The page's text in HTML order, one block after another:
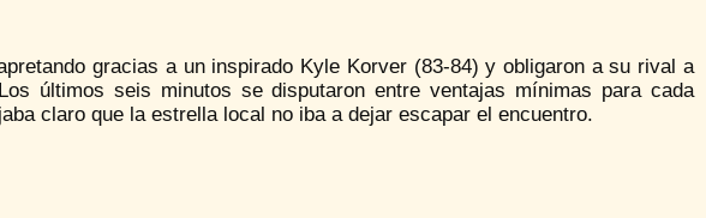
gracias a un inspirado Kyle Korver (83-84) y obligaron a su rival a
últimos seis minutos se disputaron entre ventajas mínimas para cada
claro que la estrella local no iba a dejar escapar el encuentro.